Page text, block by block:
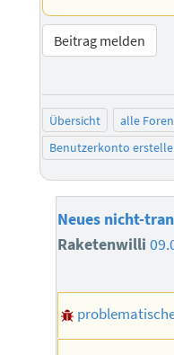
Beitrag melden
Übersicht alle Foren
Benutzerkonto
Neues nicht-
Raketenwilli